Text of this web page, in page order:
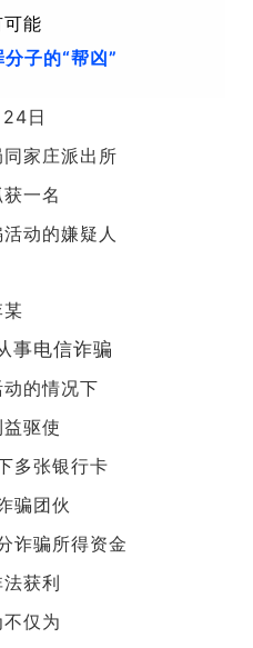
能
子的“帮凶”
日
家庄派出所
一名
动的嫌疑人
某
事电信诈骗
的情况下
驱使
多张银行卡
骗团伙
诈骗所得资金
获利
仅为